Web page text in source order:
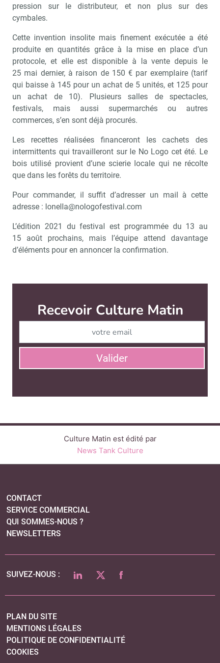
pression sur le distributeur, et non plus sur des
cymbales.
Cette invention insolite mais finement exécutée a été
produite en quantités grâce à la mise en place d’un
protocole, et elle est disponible à la vente depuis le
25 mai dernier, à raison de 150 € par exemplaire (tarif
qui baisse à 145 pour un achat de 5 unités, et 125 pour
un achat de 10). Plusieurs salles de spectacles,
festivals, mais aussi supermarchés ou autres
commerces, s’en sont déjà procurés.
Les recettes réalisées financeront les cachets des
intermittents qui travailleront sur le No Logo cet été. Le
bois utilisé provient d’une scierie locale qui ne récolte
que dans les forêts du territoire.
Pour commander, il suffit d’adresser un mail à cette
adresse : lonella@nologofestival.com
L’édition 2021 du festival est programmée du 13 au
15 août prochains, mais l’équipe attend davantage
d’éléments pour en annoncer la confirmation.
Recevoir Culture Matin
Valider
Culture Matin est édité par
News Tank Culture
CONTACT
SERVICE COMMERCIAL
QUI SOMMES-NOUS ?
NEWSLETTERS
SUIVEZ-NOUS : LINKEDINTWITTERFACEBOOK
PLAN DU SITE
MENTIONS LÉGALES
POLITIQUE DE CONFIDENTIALITÉ
COOKIES